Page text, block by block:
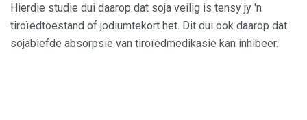
Hierdie studie dui daarop dat soja veilig is tensy jy 'n
tiroïedtoestand of jodiumtekort het. Dit dui ook daarop dat
sojabiefde absorpsie van tiroïedmedikasie kan inhibeer.